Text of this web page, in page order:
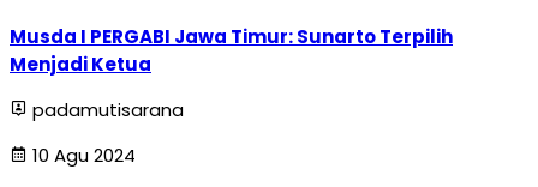
Musda I PERGABI Jawa Timur: Sunarto Terpilih
Menjadi Ketua
padamutisarana
10 Agu 2024